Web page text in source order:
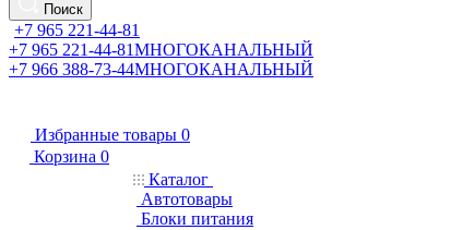
Поиск
+7 965 221-44-81
+7 965 221-44-81МНОГОКАНАЛЬНЫЙ
+7 966 388-73-44МНОГОКАНАЛЬНЫЙ
Избранные товары 0
Корзина 0
Каталог
Автотовары
Блоки питания